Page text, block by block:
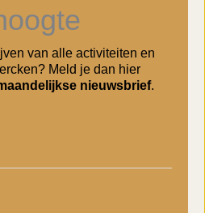
van alle activiteiten en
Meld je dan hier
nieuwsbrief.